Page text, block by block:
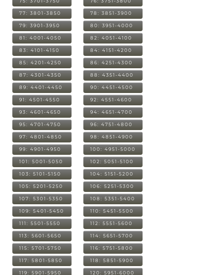
77: 3801-3850 78: 3851-3900
79: 3901-3950 80: 3951-4000
81: 4001-4050 82: 4051-4100
83: 4101-4150 84: 4151-4200
85: 4201-4250 86: 4251-4300
87: 4301-4350 88: 4351-4400
89: 4401-4450 90: 4451-4500
91: 4501-4550 92: 4551-4600
93: 4601-4650 94: 4651-4700
95: 4701-4750 96: 4751-4800
97: 4801-4850 98: 4851-4900
99: 4901-4950 100: 4951-5000
101: 5001-5050 102: 5051-5100
103: 5101-5150 104: 5151-5200
105: 5201-5250 106: 5251-5300
107: 5301-5350 108: 5351-5400
109: 5401-5450 110: 5451-5500
111: 5501-5550 112: 5551-5600
113: 5601-5650 114: 5651-5700
115: 5701-5750 116: 5751-5800
117: 5801-5850 118: 5851-5900
119: 5901-5950 120: 5951-6000